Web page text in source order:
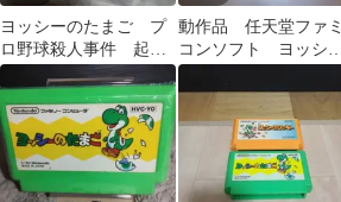
ヨッシーのたまご プ
ロ野球殺人事件 起動
確認済み ファミコン
動作品 任天堂ファミ
コンソフト ヨッシー
のたまご